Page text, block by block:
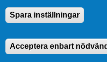
Spara inställningar
Acceptera enbart